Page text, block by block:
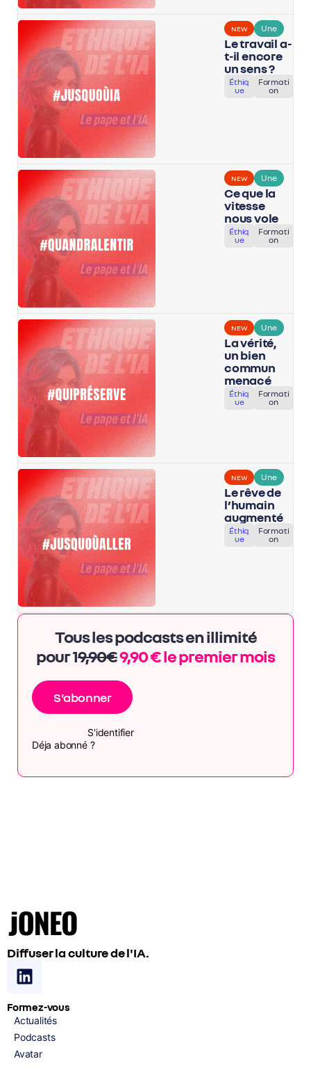
NEW Une
Le travail a-
t-il encore
un sens ?
Éthiq
ue
Formati
on
NEW Une
Ce que la
vitesse
nous vole
Éthiq
ue
Formati
on
NEW Une
La vérité,
un bien
commun
menacé
Éthiq
ue
Formati
on
NEW Une
Le rêve de
l’humain
augmenté
Éthiq
ue
Formati
on
Tous les podcasts en illimité
pour 19,90€9,90 € le premier mois
S'abonner
Déja abonné ?
S'identifier
Diffuser la culture de l'IA.
Formez-vous
Actualités
Podcasts
Avatar